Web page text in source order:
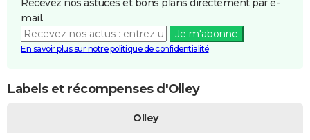
Recevez nos astuces et bons plans directement par e-
mail.
Je m'abonne
En savoir plus sur notre politique de confidentialité
Labels et récompenses d'Olley
Olley